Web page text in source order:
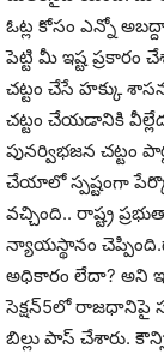
ఓట్ల కోసం ఎన్నో
పెట్టి మీ ఇష్ట
చట్టం చేసే హక్కు
చట్టం చేయడానికి
పునర్విభజన చట్టం
చేయాలో స్పష్టంగా
వచ్చింది.. రాష్ట్ర
న్యాయస్థానం
అధికారం లేదా? అని
సెక్షన్‌5లో రాజధానిపై
బిల్లు పాస్‌ చేశారు.